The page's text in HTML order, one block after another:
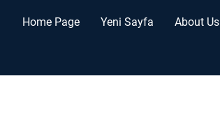
Home Page Yeni Sayfa About Us